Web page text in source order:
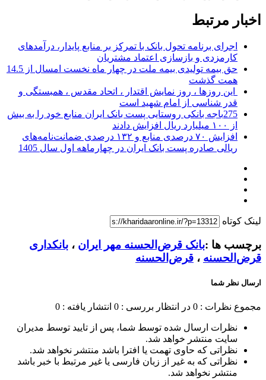
اخبار مرتبط
اجرای برنامه تحول بانک با تمرکز بر منابع پایدار، درآمدهای
کارمزدی و بازسازی اعتماد مشتریان
حق بیمه تولیدی بیمه ملت در چهار ماه نخست امسال از 14.5
همت گذشت
این روزها ، روز نمایش اقتدار ، اتحاد مقدس ، همبستگی و
قدر شناسی از امام شهید است
275باجه بانکی روستایی پست بانک ایران منابع خود را به بیش
از ۱۰۰ میلیارد ریال افزایش دادند
افزایش ۷۰ درصدی منابع و ۱۳۲ درصدی ضمانت‌نامه‌های
ریالی صادره پست بانک ایران در چهارماهه اول سال 1405
لینک کوتاه
برچسب ها :بانک قرض‌الحسنه مهر ایران ، بانکداری
قرض‌الحسنه ، قرض‌الحسنه
ارسال نظر شما
مجموع نظرات : 0 در انتظار بررسی : 0 انتشار یافته : 0
نظرات ارسال شده توسط شما، پس از تایید توسط مدیران
سایت منتشر خواهد شد.
نظراتی که حاوی تهمت یا افترا باشد منتشر نخواهد شد.
نظراتی که به غیر از زبان فارسی یا غیر مرتبط با خبر باشد
منتشر نخواهد شد.